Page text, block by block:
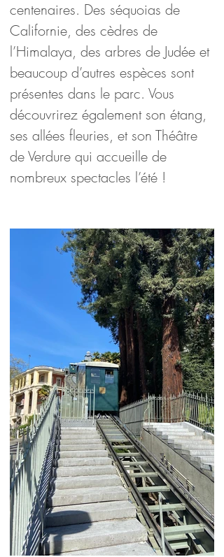
centenaires. Des séquoias de
Californie, des cèdres de
l’Himalaya, des arbres de Judée et
beaucoup d’autres espèces sont
présentes dans le parc. Vous
découvrirez également son étang,
ses allées fleuries, et son Théâtre
de Verdure qui accueille de
nombreux spectacles l’été !